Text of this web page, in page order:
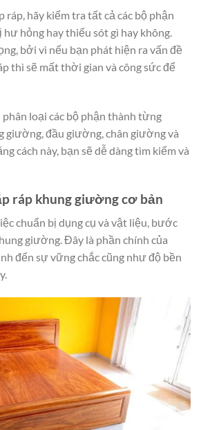
hãy kiểm tra tất cả các bộ phận
hư hỏng hay thiếu sót gì hay không.
bởi vì nếu bạn phát hiện ra vấn đề
thì sẽ mất thời gian và công sức để
loại các bộ phận thành từng
giường, đầu giường, chân giường và
cách này, bạn sẽ dễ dàng tìm kiếm và
ráp khung giường cơ bản
chuẩn bị dụng cụ và vật liệu, bước
giường. Đây là phần chính của
đến sự vững chắc cũng như độ bền